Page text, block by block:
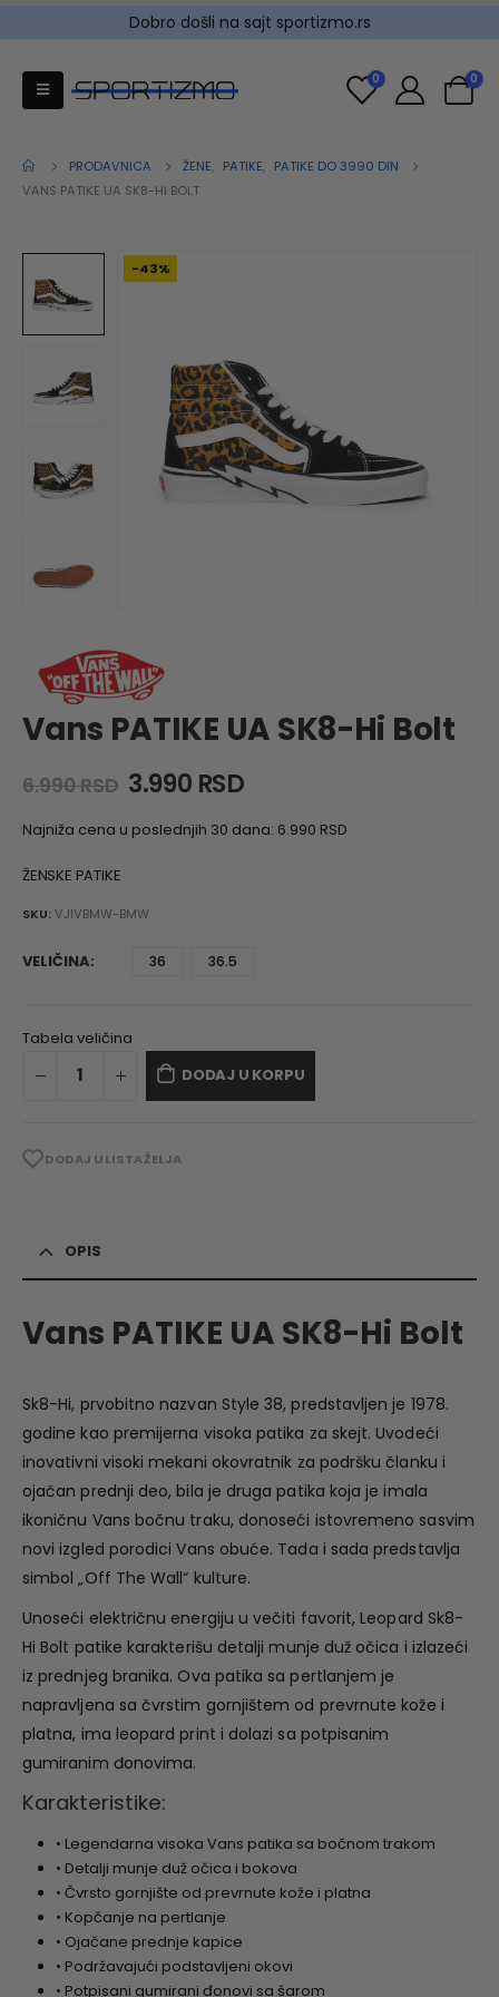
Dobro došli na sajt sportizmo.rs
0 0
PRODAVNICA ŽENE, PATIKE, PATIKE DO 3990 DIN
VANS PATIKE UA SK8-HI BOLT
-43%
Vans PATIKE UA SK8-Hi Bolt
6.990RSD Original
was:
3.990 RSDCurrent
is:
Najniža cena u poslednjih 30 dana: 6.990 RSD
ŽENSKE PATIKE
SKU:VJIVBMW-BMW
VELIČINA 36 36.5
Tabela veličina
DODAJ U KORPU
DODAJ U LISTA ŽELJA
OPIS
Vans PATIKE UA SK8-Hi Bolt
Sk8-Hi, prvobitno nazvan Style 38, predstavljen je 1978.
godine kao premijerna visoka patika za skejt. Uvodeći
inovativni visoki mekani okovratnik za podršku članku i
ojačan prednji deo, bila je druga patika koja je imala
ikoničnu Vans bočnu traku, donoseći istovremeno sasvim
novi izgled porodici Vans obuće. Tada i sada predstavlja
simbol „Off The Wall“ kulture.
Unoseći električnu energiju u večiti favorit, Leopard Sk8-
Hi Bolt patike karakterišu detalji munje duž očica i izlazeći
iz prednjeg branika. Ova patika sa pertlanjem je
napravljena sa čvrstim gornjištem od prevrnute kože i
platna, ima leopard print i dolazi sa potpisanim
gumiranim đonovima.
Karakteristike:
• Legendarna visoka Vans patika sa bočnom trakom
• Detalji munje duž očica i bokova
• Čvrsto gornjište od prevrnute kože i platna
• Kopčanje na pertlanje
• Ojačane prednje kapice
• Podržavajući podstavljeni okovi
• Potpisani gumirani đonovi sa šarom